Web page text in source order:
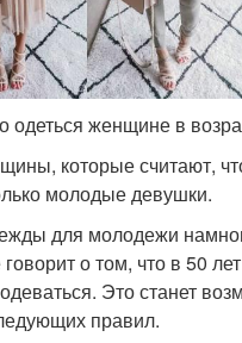
одеться женщине в
которые считают,
молодые девушки.
для молодежи
о том, что в 50
Это станет
правил.